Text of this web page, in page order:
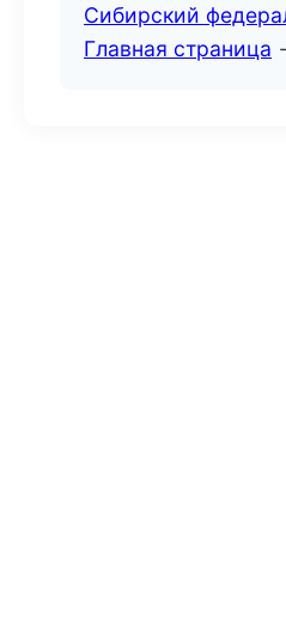
Сибирский
Главная страница